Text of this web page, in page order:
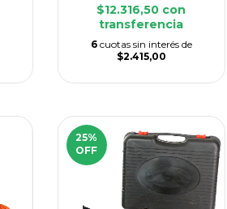
$12.316,50 con
transferencia
6 cuotas sin interés de
$2.415,00
25%
OFF